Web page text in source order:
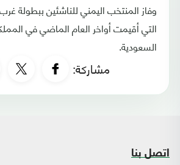
وفاز المنتخب اليمني للناشئين ببطولة
التي أقيمت أواخر العام الماضي في
السعودية.
مشاركة:
اتصل بنا